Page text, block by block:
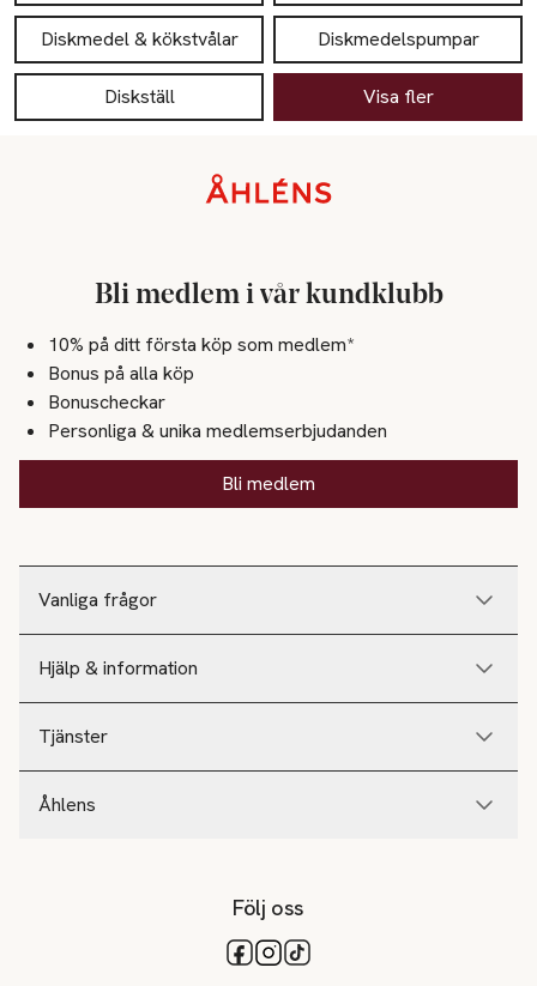
Diskmedel & kökstvålar Diskmedelspumpar
Diskställ Visa fler
Vanliga frågor
Hjälp & information
Tjänster
Åhlens
Bli medlem i vår kundklubb
10% på ditt första köp som medlem*
Bonus på alla köp
Bonuscheckar
Personliga & unika medlemserbjudanden
Bli medlem
Följ oss